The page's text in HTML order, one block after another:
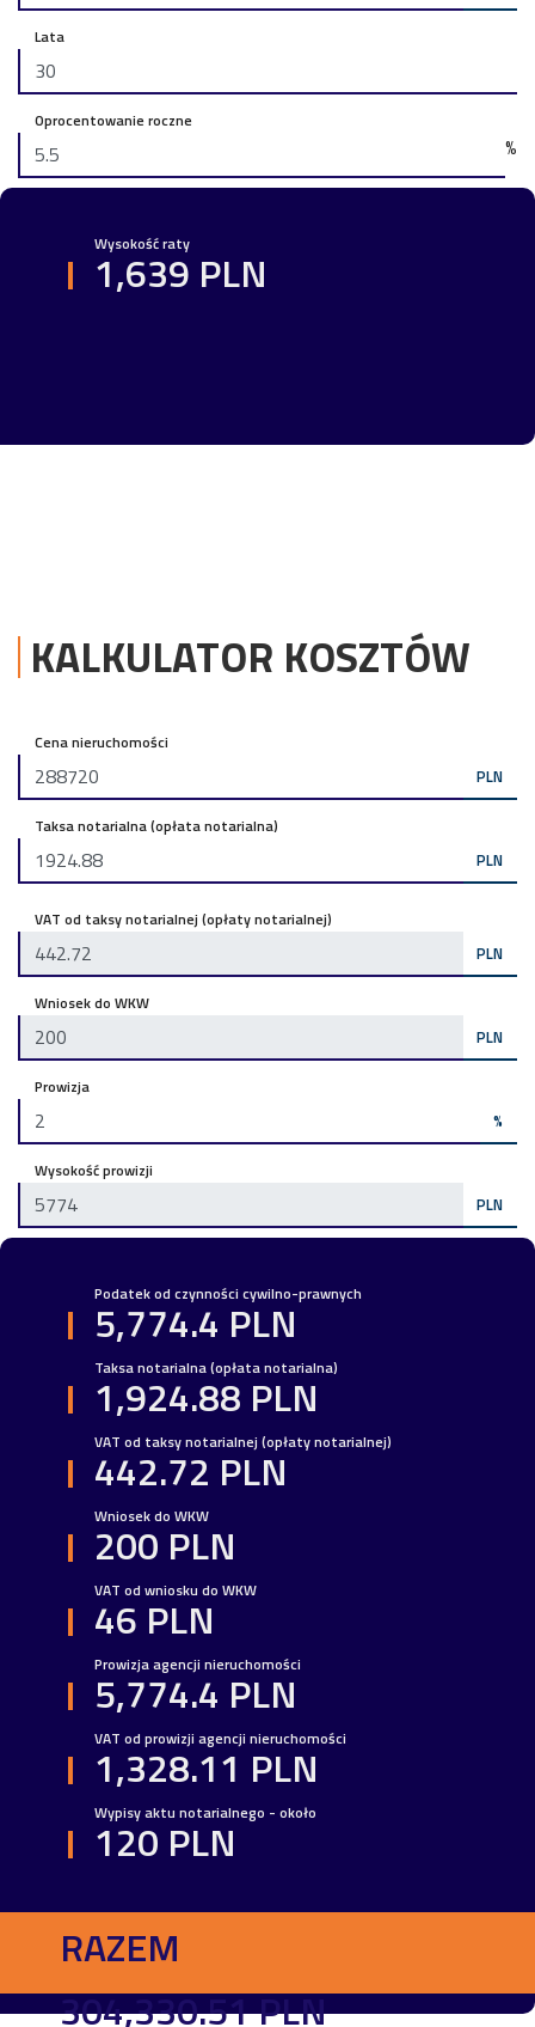
Lata
Oprocentowanie roczne
%
Wysokość raty
1,639 PLN
KALKULATOR KOSZTÓW
Cena nieruchomości
PLN
Taksa notarialna (opłata notarialna)
PLN
VAT od taksy notarialnej (opłaty notarialnej)
PLN
Wniosek do WKW
PLN
Prowizja
%
Wysokość prowizji
PLN
Podatek od czynności cywilno-prawnych
5,774.4 PLN
Taksa notarialna (opłata notarialna)
1,924.88 PLN
VAT od taksy notarialnej (opłaty notarialnej)
442.72 PLN
Wniosek do WKW
200 PLN
VAT od wniosku do WKW
46 PLN
Prowizja agencji nieruchomości
5,774.4 PLN
VAT od prowizji agencji nieruchomości
1,328.11 PLN
Wypisy aktu notarialnego - około
120 PLN
RAZEM
304,330.51 PLN